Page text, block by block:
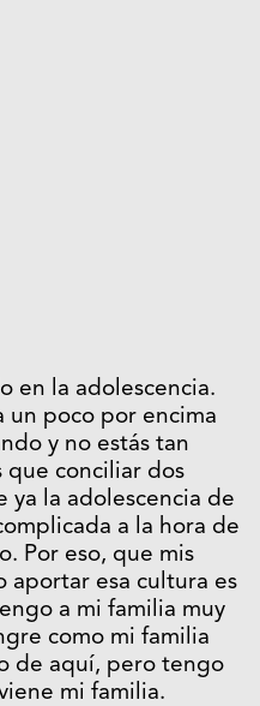
en la adolescencia.
un poco por encima
y no estás tan
que conciliar dos
ya la adolescencia de
a la hora de
Por eso, que mis
aportar esa cultura es
a mi familia muy
como mi familia
de aquí, pero tengo
mi familia.